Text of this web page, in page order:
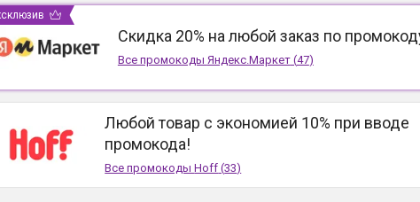
Скидка 20% на любой заказ по
Все промокоды Яндекс.Маркет(47)
Любой товар с экономией 10% при вводе
промокода!
Все промокодыHoff (33)